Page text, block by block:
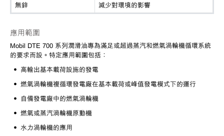
無鋅
減少對環境的影響
應用範圍
Mobil DTE 700 系列潤滑油專為滿足或超過蒸汽和燃氣渦輪機循環系統
的要求而設。特定應用範圍包括：
• 高輸出基本載荷設施的發電
• 燃氣渦輪機複循環發電廠在基本載荷或峰值發電模式下的運行
• 自備發電廠中的燃氣渦輪機
• 燃氣或蒸汽渦輪機原動機
• 水力渦輪機的應用